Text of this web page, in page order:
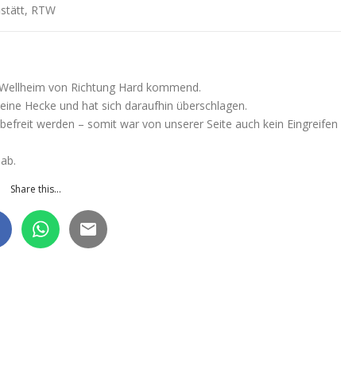
RTW
von Richtung Hard kommend.
Hecke und hat sich daraufhin überschlagen.
werden – somit war von unserer Seite auch kein Eingreifen
Share this...